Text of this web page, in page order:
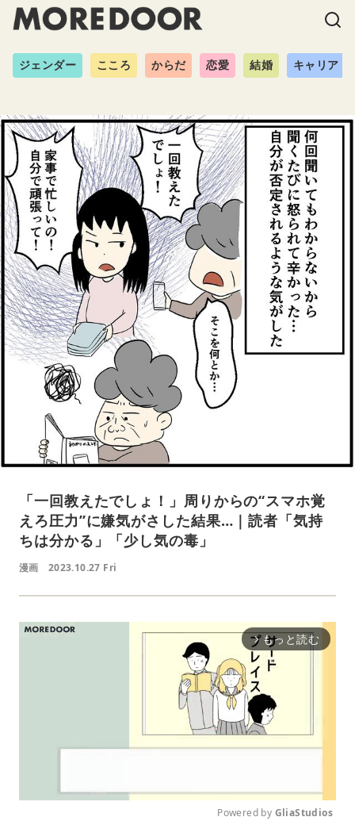
ジェンダー こころ からだ 恋愛 結婚 キャリア
「一回教えたでしょ！」周りからの“スマホ覚
えろ圧力”に嫌気がさした結果…｜読者「気持
ちは分かる」「少し気の毒」
漫画 2023.10.27 Fri
arrow_forward_ios もっと読む
Powered by GliaStudios